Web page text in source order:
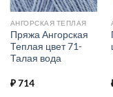
АНГОРСКАЯ ТЕПЛАЯ
Пряжа Ангорская
Теплая цвет 71-
Талая вода
₽714